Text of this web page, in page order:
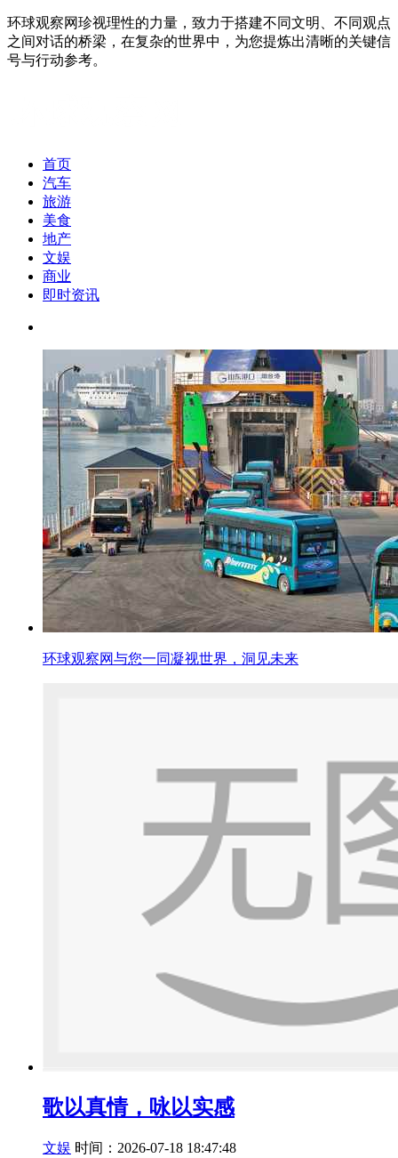
环球观察网珍视理性的力量，致力于搭建不同文明、不同观点
之间对话的桥梁，在复杂的世界中，为您提炼出清晰的关键信
号与行动参考。
首页
汽车
旅游
美食
地产
文娱
商业
即时资讯
环球观察网与您一同凝视世界，洞见未来
歌以真情，咏以实感
文娱 时间：2026-07-18 18:47:48